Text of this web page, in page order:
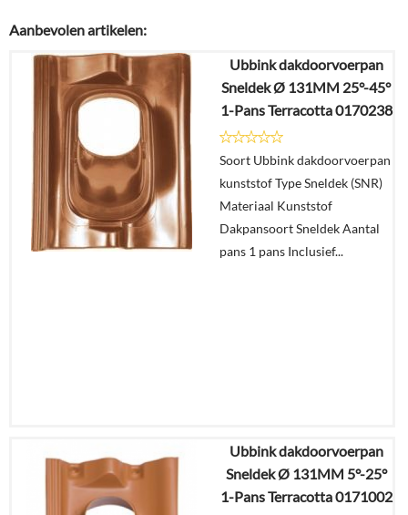
Aanbevolen artikelen:
Ubbink dakdoorvoerpan
Sneldek Ø 131MM 25°-45°
1-Pans Terracotta 0170238
Soort Ubbink dakdoorvoerpan
kunststof Type Sneldek (SNR)
Materiaal Kunststof
Dakpansoort Sneldek Aantal
pans 1 pans Inclusief...
€31,46
€26,43
Ubbink dakdoorvoerpan
Sneldek Ø 131MM 5°-25°
1-Pans Terracotta 0171002